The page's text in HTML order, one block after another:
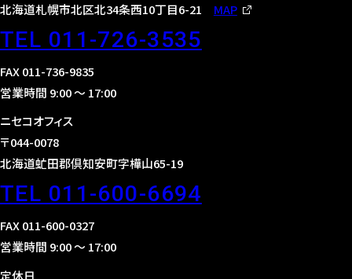
北海道札幌市北区北34条西10丁目6-21
MAP
TEL 011-726-3535
FAX 011-736-9835
営業時間 9:00 〜 17:00
ニセコオフィス
〒044-0078
北海道虻田郡倶知安町字樺山65-19
TEL 011-600-6694
FAX 011-600-0327
営業時間 9:00 〜 17:00
定休日